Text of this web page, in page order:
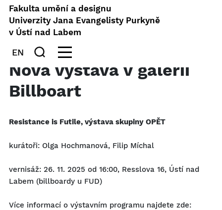
Fakulta umění a designu
Univerzity Jana Evangelisty Purkyně
v Ústí nad Labem
EN
Nová výstava v galerii
Billboart
Resistance is Futile, výstava skupiny OPĚT
kurátoři: Olga Hochmanová, Filip Míchal
vernisáž: 26. 11. 2025 od 16:00, Resslova 16, Ústí nad
Labem (billboardy u FUD)
Více informací o výstavním programu najdete zde: